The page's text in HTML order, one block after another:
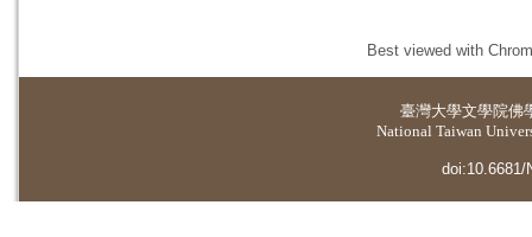
Best viewed with
臺灣大學文學院佛
National Taiwan
doi:10.6681/